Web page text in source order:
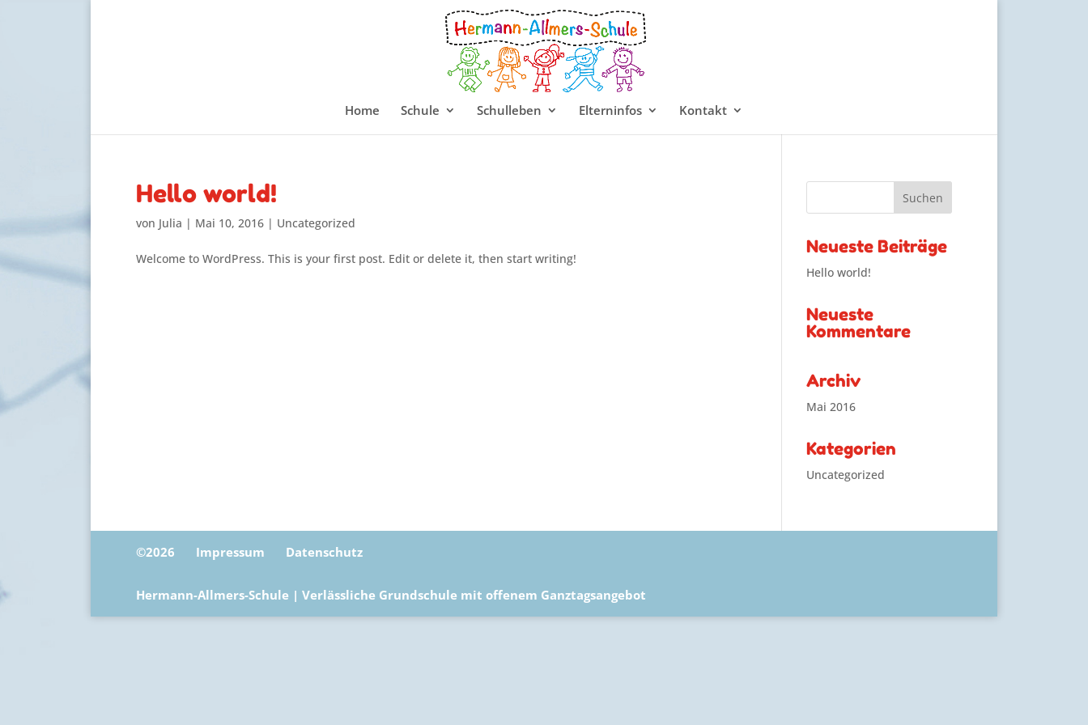
Home Schule Schulleben Elterninfos Kontakt
Hello world!
von Julia | Mai 10, 2016 | Uncategorized
Welcome to WordPress. This is your first post. Edit or delete it, then start writing!
Neueste Beiträge
Hello world!
Neueste
Kommentare
Archiv
Mai 2016
Kategorien
Uncategorized
©2026 Impressum Datenschutz
Hermann-Allmers-Schule | Verlässliche Grundschule mit offenem Ganztagsangebot